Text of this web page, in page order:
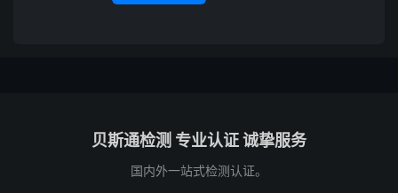
贝斯通检测 专业认证 诚挚服务
国内外一站式检测认证。